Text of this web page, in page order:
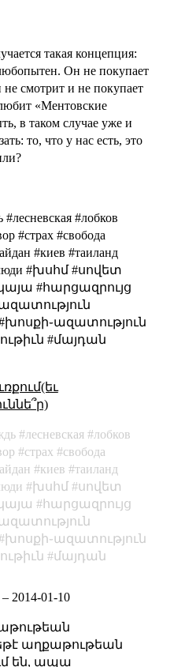
такая концепция:
Он не покупает
смотрит и не покупает
«Ментовские
в таком случае уже и
то, что у нас есть, это
#лобков
#страх #свобода
#киев #таиланд
#խսհմ #սովետ
#հարցազրույց
#մայդան
лесневская
лобков
страх
свобода
киев
таиланд
խսհմ
սովետ
հարցազրույց
խոսքի֊ազատություն
մայդան
2014-01-10
աղքաթութեան
են, ապա